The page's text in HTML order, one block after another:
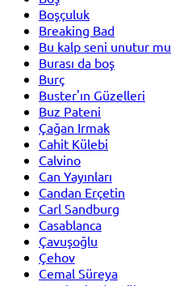
Boşçuluk
Breaking Bad
Bu kalp seni unutur mu
Burası da boş
Burç
Buster'ın Güzelleri
Buz Pateni
Çağan Irmak
Cahit Külebi
Calvino
Can Yayınları
Candan Erçetin
Carl Sandburg
Casablanca
Çavuşoğlu
Çehov
Cemal Süreya